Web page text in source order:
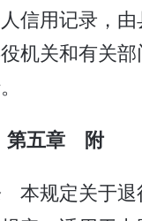
信用记录，
机关和有关
第五章 附
本规定关于退